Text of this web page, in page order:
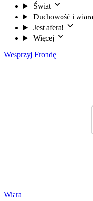
Świat
Duchowość i wiara
Jest afera!
Więcej
Wesprzyj Frondę
Wiara